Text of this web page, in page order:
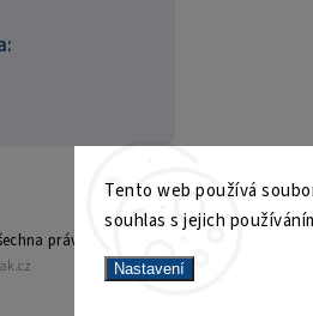
Tento web používá
souhlas s jejich
Nastavení
práva vyhrazena.